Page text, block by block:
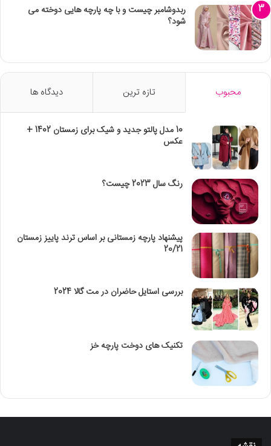
ربدوشامبر چیست و با چه پارچه هایی دوخته می
شود؟
محبوب تازه ترین دیدگاه ها
10 مدل پالتو جدید و شیک برای زمستان 1402 +
عکس
رنگ سال 2023 چیست؟
پیشنهاد پارچه زمستانی بر اساس ترند پاییز زمستان
20/21
بررسی استایل حاضران در مت گالا 2024
تکنیک‌ های دوخت پارچه خز